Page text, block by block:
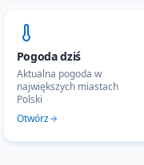
Pogoda dziś
Aktualna pogoda w
największych miastach
Polski
Otwórz